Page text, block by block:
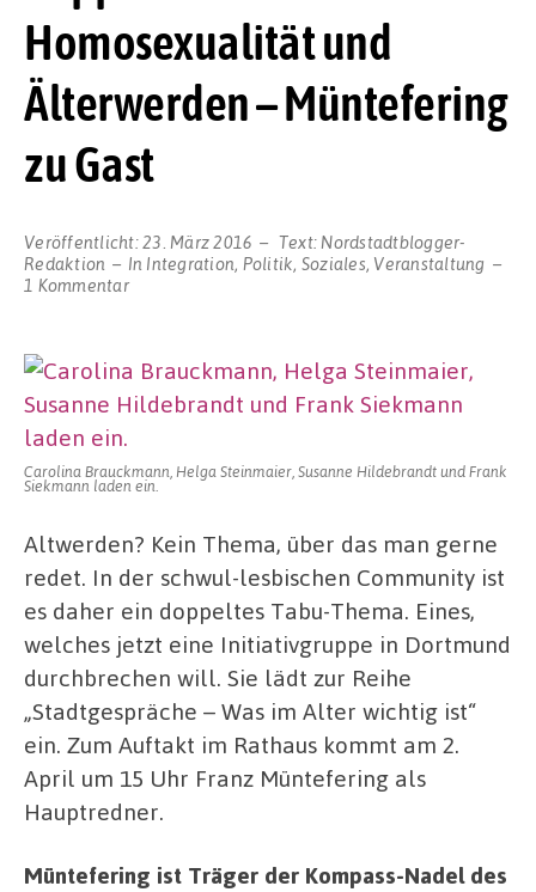
Homosexualität und
Älterwerden – Müntefering
zu Gast
Veröffentlicht:23. März 2016 Text: Nordstadtblogger-
Redaktion
In Integration, Politik, Soziales, Veranstaltung
1 Kommentarzu
doppelte
Tabu-
Thema
Älterwerden
–
zu
Carolina Brauckmann, Helga Steinmaier, Susanne Hildebrandt und Frank
Siekmann laden ein.
Altwerden? Kein Thema, über das man gerne
redet. In der schwul-lesbischen Community ist
es daher ein doppeltes Tabu-Thema. Eines,
welches jetzt eine Initiativgruppe in Dortmund
durchbrechen will. Sie lädt zur Reihe
„Stadtgespräche – Was im Alter wichtig ist“
ein. Zum Auftakt im Rathaus kommt am 2.
April um 15 Uhr Franz Müntefering als
Hauptredner.
Müntefering ist Träger der Kompass-Nadel des